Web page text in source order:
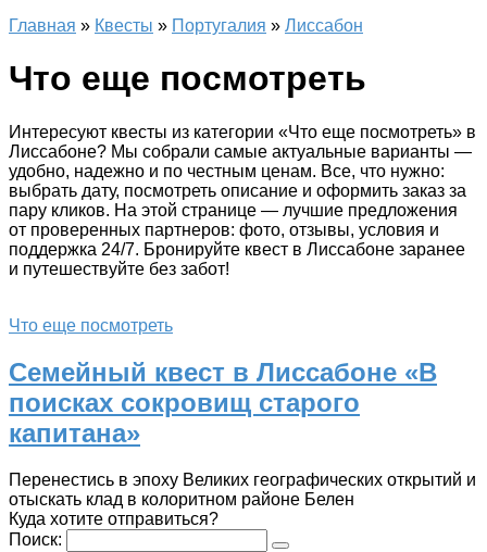
Главная » Квесты » Португалия » Лиссабон
Что еще посмотреть
Интересуют квесты из категории «Что еще посмотреть» в
Лиссабоне? Мы собрали самые актуальные варианты —
удобно, надежно и по честным ценам. Все, что нужно:
выбрать дату, посмотреть описание и оформить заказ за
пару кликов. На этой странице — лучшие предложения
от проверенных партнеров: фото, отзывы, условия и
поддержка 24/7. Бронируйте квест в Лиссабоне заранее
и путешествуйте без забот!
Что еще посмотреть
Семейный квест в Лиссабоне «В
поисках сокровищ старого
капитана»
Перенестись в эпоху Великих географических открытий и
отыскать клад в колоритном районе Белен
Куда хотите отправиться?
Поиск: